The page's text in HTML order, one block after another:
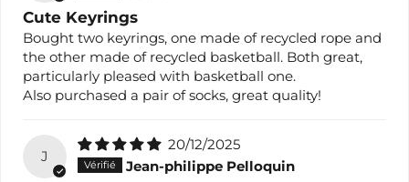
Cute Keyrings
Bought two keyrings, one made of recycled rope and
the other made of recycled basketball. Both great,
particularly pleased with basketball one.
Also purchased a pair of socks, great quality!
J
20/12/2025
Jean-philippe Pelloquin